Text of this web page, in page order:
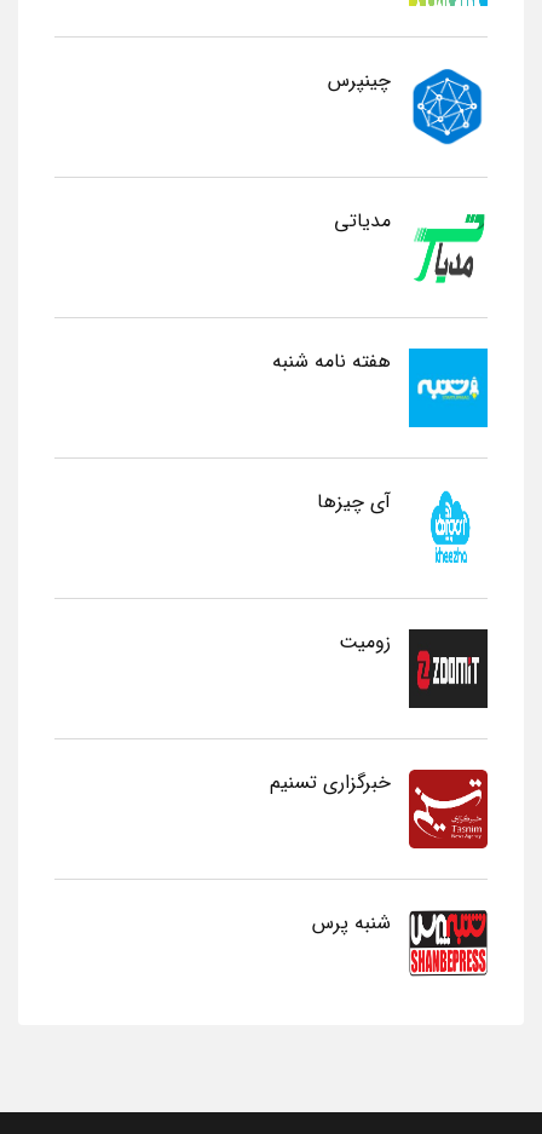
چینپرس
مدیاتی
هفته نامه شنبه
آی چیزها
زومیت
خبرگزاری تسنیم
شنبه پرس